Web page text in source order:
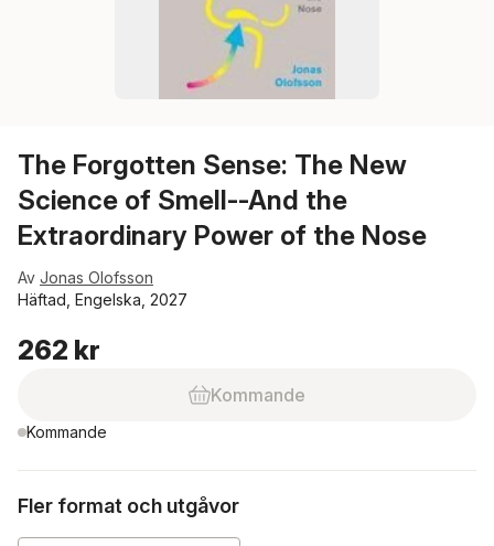
The Forgotten Sense: The New
Science of Smell--And the
Extraordinary Power of the Nose
Av Jonas Olofsson
Häftad, Engelska, 2027
262 kr
Kommande
Kommande
Fler format och utgåvor